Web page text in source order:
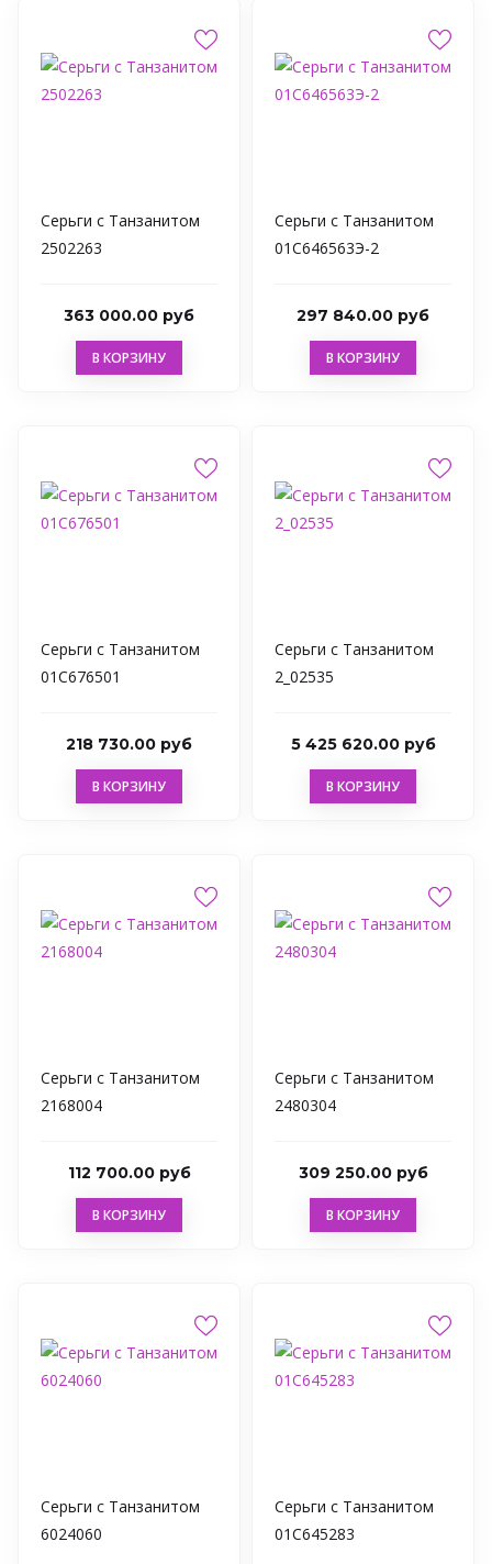
Серьги с Танзанитом
2502263
363 000.00 руб
В КОРЗИНУ
Серьги с Танзанитом
01С646563Э-2
297 840.00 руб
В КОРЗИНУ
Серьги с Танзанитом
01С676501
218 730.00 руб
В КОРЗИНУ
Серьги с Танзанитом
2_02535
5 425 620.00 руб
В КОРЗИНУ
Серьги с Танзанитом
2168004
112 700.00 руб
В КОРЗИНУ
Серьги с Танзанитом
2480304
309 250.00 руб
В КОРЗИНУ
Серьги с Танзанитом
6024060
Серьги с Танзанитом
01С645283